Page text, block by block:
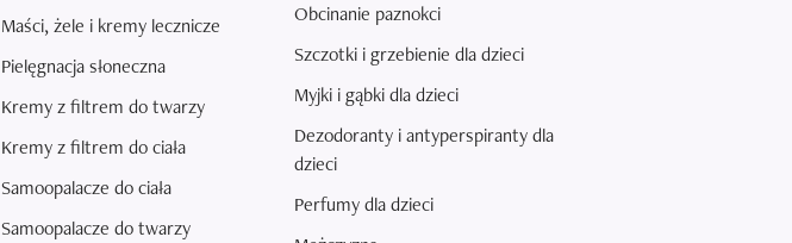
Maści, żele i kremy lecznicze
Pielęgnacja słoneczna
Kremy z filtrem do twarzy
Kremy z filtrem do ciała
Samoopalacze do ciała
Samoopalacze do twarzy
Obcinanie paznokci
Szczotki i grzebienie dla dzieci
Myjki i gąbki dla dzieci
Dezodoranty i antyperspiranty dla
dzieci
Perfumy dla dzieci